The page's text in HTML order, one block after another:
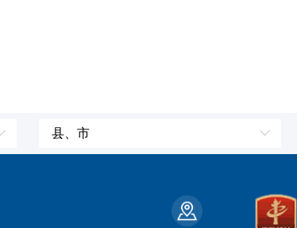
县、市
策勒县